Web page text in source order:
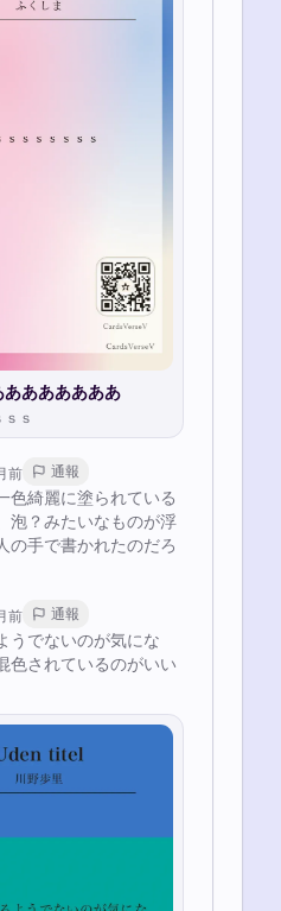
あああああああ
ｓ
前 通報
色綺麗に塗られている
泡？みたいなものが浮
の手で書かれたのだろ
前 通報
うでないのが気にな
色されているのがいい